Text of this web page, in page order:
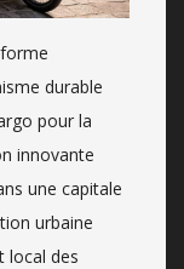
durable
pour la
innovante
une capitale
urbaine
local des